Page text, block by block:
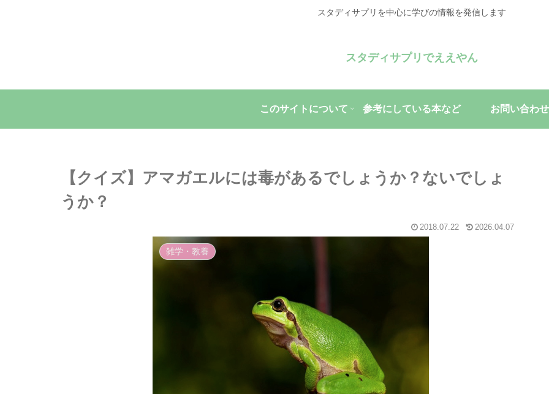
スタディサプリを中心に学びの情報を発信します
スタディサプリでええやん
このサイトについて 参考にしている本など お問い合わせ
【クイズ】アマガエルには毒があるでしょうか？ないでしょ
うか？
2018.07.22 2026.04.07
雑学・教養